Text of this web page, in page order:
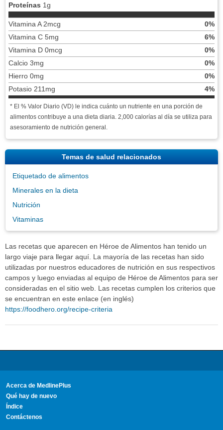
Proteínas 1g
Vitamina A 2mcg
0%
Vitamina C 5mg
6%
Vitamina D 0mcg
0%
Calcio 3mg
0%
Hierro 0mg
0%
Potasio 211mg
4%
* El % Valor Diario (VD) le indica cuánto un nutriente en una porción de
alimentos contribuye a una dieta diaria. 2,000 calorías al día se utiliza para
asesoramiento de nutrición general.
Temas de salud relacionados
Etiquetado de alimentos
Minerales en la dieta
Nutrición
Vitaminas
Las recetas que aparecen en Héroe de Alimentos han tenido un
largo viaje para llegar aquí. La mayoría de las recetas han sido
utilizadas por nuestros educadores de nutrición en sus respectivos
campos y luego enviadas al equipo de Héroe de Alimentos para ser
consideradas en el sitio web. Las recetas cumplen los criterios que
se encuentran en este enlace (en inglés)
https://foodhero.org/recipe-criteria
Acerca de MedlinePlus
Qué hay de nuevo
Índice
Contáctenos